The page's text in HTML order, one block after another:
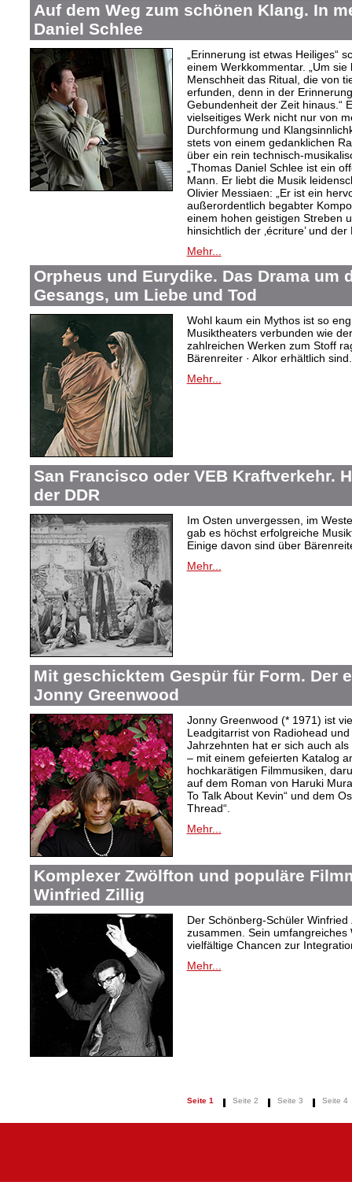
Auf dem Weg zum schönen Klang. In
Daniel Schlee
„Erinnerung ist etwas Heiliges“
einem Werkkommentar. „Um
Menschheit das Ritual, die von
erfunden, denn in der
Gebundenheit der Zeit hinaus.“
vielseitiges Werk nicht nur von
Durchformung und
stets von einem gedanklichen
über ein rein technisch-
„Thomas Daniel Schlee ist ein
Mann. Er liebt die Musik
Olivier Messiaen: „Er ist ein
außerordentlich begabter
einem hohen geistigen Streben
hinsichtlich der ‚écriture’ und der
Mehr...
Orpheus und Eurydike. Das Drama um
Gesangs, um Liebe und Tod
Wohl kaum ein Mythos ist so
Musiktheaters verbunden wie
zahlreichen Werken zum Stoff
Bärenreiter · Alkor erhältlich sind.
Mehr...
San Francisco oder VEB Kraftverkehr.
der DDR
Im Osten unvergessen, im
gab es höchst erfolgreiche
Einige davon sind über
Mehr...
Mit geschicktem Gespür für Form. Der
Jonny Greenwood
Jonny Greenwood (* 1971) ist
Leadgitarrist von Radiohead
Jahrzehnten hat er sich auch
– mit einem gefeierten Katalog
hochkarätigen Filmmusiken,
auf dem Roman von Haruki
To Talk About Kevin“ und dem
Thread“.
Mehr...
Komplexer Zwölfton und populäre
Winfried Zillig
Der Schönberg-Schüler
zusammen. Sein
vielfältige Chancen zur
Mehr...
Seite 1 Seite 2 Seite 3 Seite 4